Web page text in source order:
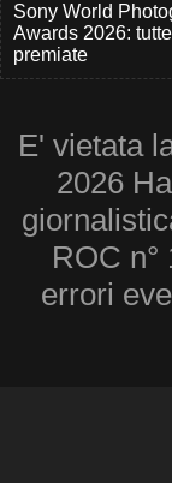
Sony World
Awards 2026:
premiate
E' vietata
2026
ROC
errori